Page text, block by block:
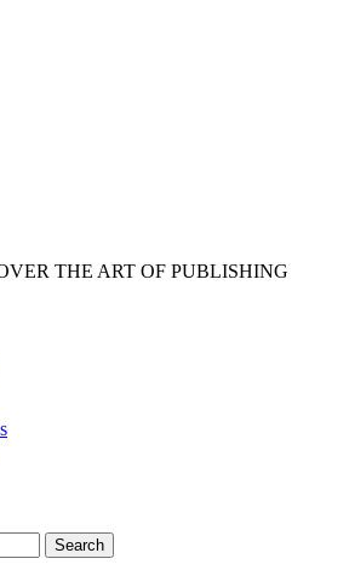
THE ART OF PUBLISHING